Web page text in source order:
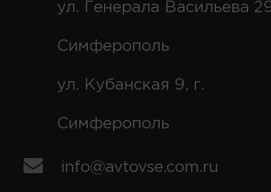
ул. Генерала Васильева
Симферополь
ул. Кубанская 9, г.
Симферополь
info@avtovse.com.ru